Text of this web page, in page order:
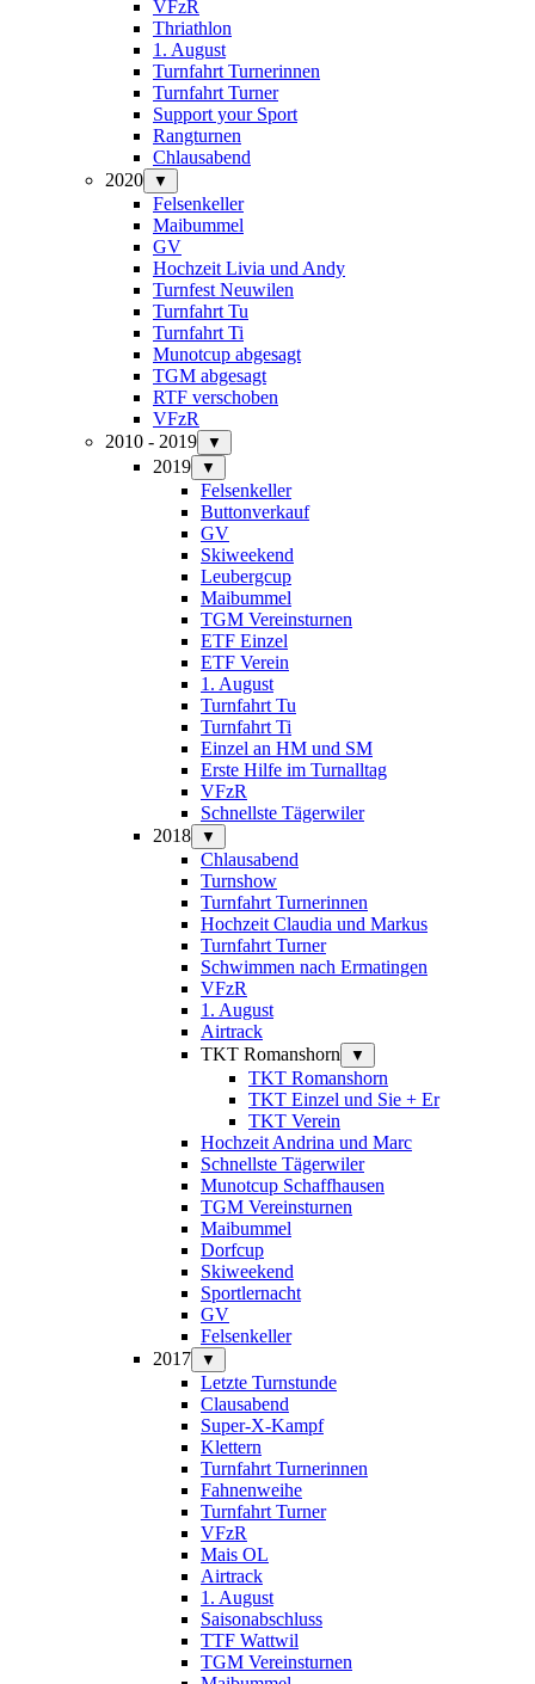
VFzR
Thriathlon
1. August
Turnfahrt Turnerinnen
Turnfahrt Turner
Support your Sport
Rangturnen
Chlausabend
2020
▼
Felsenkeller
Maibummel
GV
Hochzeit Livia und Andy
Turnfest Neuwilen
Turnfahrt Tu
Turnfahrt Ti
Munotcup abgesagt
TGM abgesagt
RTF verschoben
VFzR
2010 - 2019
▼
2019 ▼
Felsenkeller
Buttonverkauf
GV
Skiweekend
Leubergcup
Maibummel
TGM Vereinsturnen
ETF Einzel
ETF Verein
1. August
Turnfahrt Tu
Turnfahrt Ti
Einzel an HM und SM
Erste Hilfe im Turnalltag
VFzR
Schnellste Tägerwiler
2018
▼
Chlausabend
Turnshow
Turnfahrt Turnerinnen
Hochzeit Claudia und Markus
Turnfahrt Turner
Schwimmen nach Ermatingen
VFzR
1. August
Airtrack
TKT Romanshorn
▼
TKT Romanshorn
TKT Einzel und Sie + Er
TKT Verein
Hochzeit Andrina und Marc
Schnellste Tägerwiler
Munotcup Schaffhausen
TGM Vereinsturnen
Maibummel
Dorfcup
Skiweekend
Sportlernacht
GV
Felsenkeller
2017
▼
Letzte Turnstunde
Clausabend
Super-X-Kampf
Klettern
Turnfahrt Turnerinnen
Fahnenweihe
Turnfahrt Turner
VFzR
Mais OL
Airtrack
1. August
Saisonabschluss
TTF Wattwil
TGM Vereinsturnen